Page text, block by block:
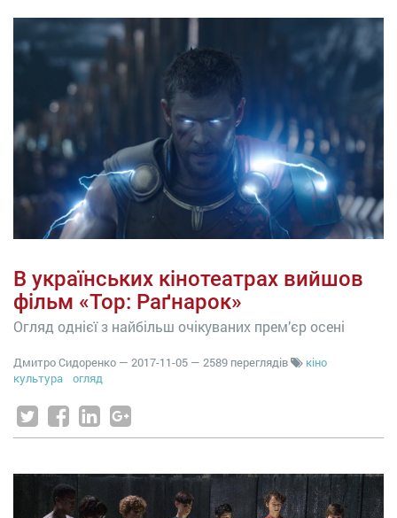
В українських кінотеатрах вийшов
фільм «Тор: Раґнарок»
Огляд однієї з найбільш очікуваних прем’єр осені
Дмитро Сидоренко — 2017-11-05 — 2589 переглядів
кіно
культура
огляд